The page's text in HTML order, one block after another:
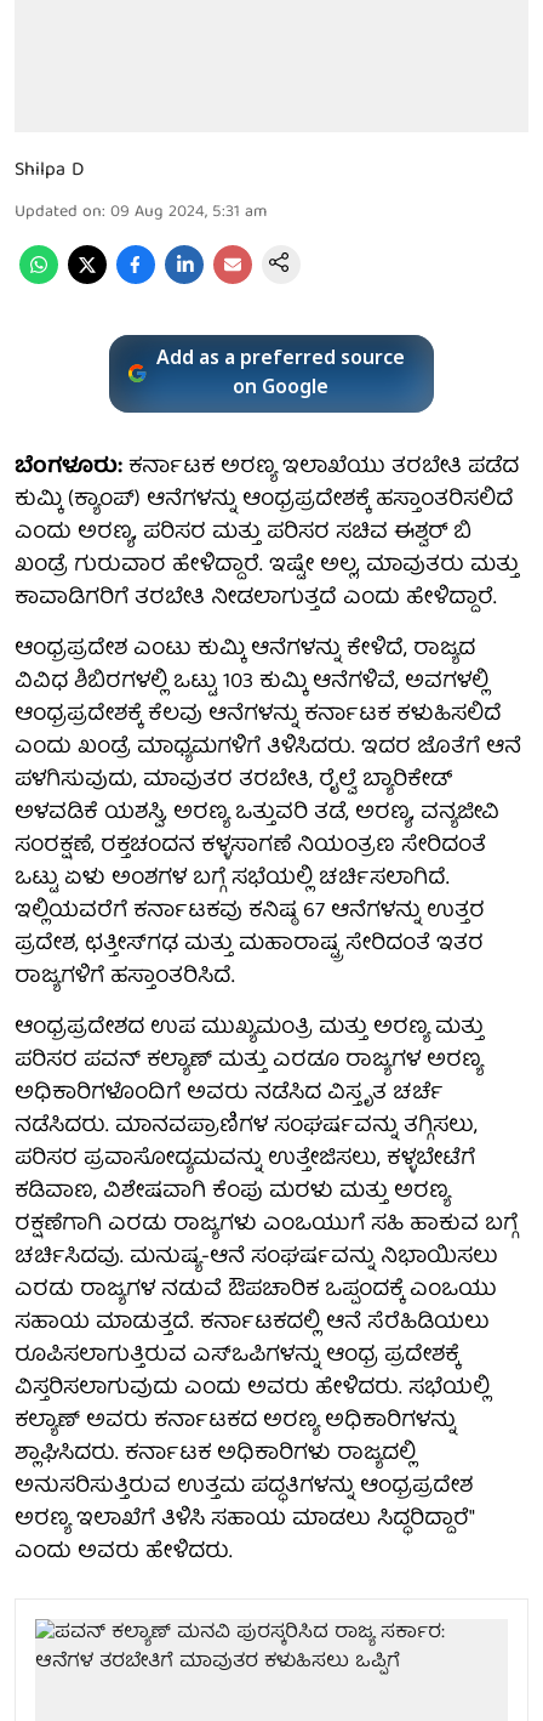
Shilpa D
Updated on: 09 Aug 2024, 5:31 am
Add as a preferred source
on Google
ಬೆಂಗಳೂರು:ಕರ್ನಾಟಕ ಅರಣ್ಯ ಇಲಾಖೆಯು ತರಬೇತಿ ಪಡೆದ
ಕುಮ್ಕಿ (ಕ್ಯಾಂಪ್) ಆನೆಗಳನ್ನು ಆಂಧ್ರಪ್ರದೇಶಕ್ಕೆ ಹಸ್ತಾಂತರಿಸಲಿದೆ
ಎಂದು ಅರಣ್ಯ, ಪರಿಸರ ಮತ್ತು ಪರಿಸರ ಸಚಿವ ಈಶ್ವರ್ ಬಿ
ಖಂಡ್ರೆ ಗುರುವಾರ ಹೇಳಿದ್ದಾರೆ. ಇಷ್ಟೇ ಅಲ್ಲ, ಮಾವುತರು ಮತ್ತು
ಕಾವಾಡಿಗರಿಗೆ ತರಬೇತಿ ನೀಡಲಾಗುತ್ತದೆ ಎಂದು ಹೇಳಿದ್ದಾರೆ.
ಆಂಧ್ರಪ್ರದೇಶ ಎಂಟು ಕುಮ್ಕಿ ಆನೆಗಳನ್ನು ಕೇಳಿದೆ, ರಾಜ್ಯದ
ವಿವಿಧ ಶಿಬಿರಗಳಲ್ಲಿ ಒಟ್ಟು 103 ಕುಮ್ಕಿ ಆನೆಗಳಿವೆ, ಅವಗಳಲ್ಲಿ
ಆಂಧ್ರಪ್ರದೇಶಕ್ಕೆ ಕೆಲವು ಆನೆಗಳನ್ನು ಕರ್ನಾಟಕ ಕಳುಹಿಸಲಿದೆ
ಎಂದು ಖಂಡ್ರೆ ಮಾಧ್ಯಮಗಳಿಗೆ ತಿಳಿಸಿದರು. ಇದರ ಜೊತೆಗೆ ಆನೆ
ಪಳಗಿಸುವುದು, ಮಾವುತರ ತರಬೇತಿ, ರೈಲ್ವೆ ಬ್ಯಾರಿಕೇಡ್‌
ಅಳವಡಿಕೆ ಯಶಸ್ವಿ, ಅರಣ್ಯ ಒತ್ತುವರಿ ತಡೆ, ಅರಣ್ಯ, ವನ್ಯಜೀವಿ
ಸಂರಕ್ಷಣೆ, ರಕ್ತಚಂದನ ಕಳ್ಳಸಾಗಣೆ ನಿಯಂತ್ರಣ ಸೇರಿದಂತೆ
ಒಟ್ಟು ಏಳು ಅಂಶಗಳ ಬಗ್ಗೆ ಸಭೆಯಲ್ಲಿ ಚರ್ಚಿಸಲಾಗಿದೆ.
ಇಲ್ಲಿಯವರೆಗೆ ಕರ್ನಾಟಕವು ಕನಿಷ್ಠ 67 ಆನೆಗಳನ್ನು ಉತ್ತರ
ಪ್ರದೇಶ, ಛತ್ತೀಸ್‌ಗಢ ಮತ್ತು ಮಹಾರಾಷ್ಟ್ರ ಸೇರಿದಂತೆ ಇತರ
ರಾಜ್ಯಗಳಿಗೆ ಹಸ್ತಾಂತರಿಸಿದೆ.
ಆಂಧ್ರಪ್ರದೇಶದ ಉಪ ಮುಖ್ಯಮಂತ್ರಿ ಮತ್ತು ಅರಣ್ಯ ಮತ್ತು
ಪರಿಸರ ಪವನ್ ಕಲ್ಯಾಣ್ ಮತ್ತು ಎರಡೂ ರಾಜ್ಯಗಳ ಅರಣ್ಯ
ಅಧಿಕಾರಿಗಳೊಂದಿಗೆ ಅವರು ನಡೆಸಿದ ವಿಸ್ತೃತ ಚರ್ಚೆ
ನಡೆಸಿದರು. ಮಾನವಪ್ರಾಣಿಗಳ ಸಂಘರ್ಷವನ್ನು ತಗ್ಗಿಸಲು,
ಪರಿಸರ ಪ್ರವಾಸೋದ್ಯಮವನ್ನು ಉತ್ತೇಜಿಸಲು, ಕಳ್ಳಬೇಟೆಗೆ
ಕಡಿವಾಣ, ವಿಶೇಷವಾಗಿ ಕೆಂಪು ಮರಳು ಮತ್ತು ಅರಣ್ಯ
ರಕ್ಷಣೆಗಾಗಿ ಎರಡು ರಾಜ್ಯಗಳು ಎಂಒಯುಗೆ ಸಹಿ ಹಾಕುವ ಬಗ್ಗೆ
ಚರ್ಚಿಸಿದವು. ಮನುಷ್ಯ-ಆನೆ ಸಂಘರ್ಷವನ್ನು ನಿಭಾಯಿಸಲು
ಎರಡು ರಾಜ್ಯಗಳ ನಡುವೆ ಔಪಚಾರಿಕ ಒಪ್ಪಂದಕ್ಕೆ ಎಂಒಯು
ಸಹಾಯ ಮಾಡುತ್ತದೆ. ಕರ್ನಾಟಕದಲ್ಲಿ ಆನೆ ಸೆರೆಹಿಡಿಯಲು
ರೂಪಿಸಲಾಗುತ್ತಿರುವ ಎಸ್‌ಒಪಿಗಳನ್ನು ಆಂಧ್ರ ಪ್ರದೇಶಕ್ಕೆ
ವಿಸ್ತರಿಸಲಾಗುವುದು ಎಂದು ಅವರು ಹೇಳಿದರು. ಸಭೆಯಲ್ಲಿ
ಕಲ್ಯಾಣ್ ಅವರು ಕರ್ನಾಟಕದ ಅರಣ್ಯ ಅಧಿಕಾರಿಗಳನ್ನು
ಶ್ಲಾಘಿಸಿದರು. ಕರ್ನಾಟಕ ಅಧಿಕಾರಿಗಳು ರಾಜ್ಯದಲ್ಲಿ
ಅನುಸರಿಸುತ್ತಿರುವ ಉತ್ತಮ ಪದ್ಧತಿಗಳನ್ನು ಆಂಧ್ರಪ್ರದೇಶ
ಅರಣ್ಯ ಇಲಾಖೆಗೆ ತಿಳಿಸಿ ಸಹಾಯ ಮಾಡಲು ಸಿದ್ಧರಿದ್ದಾರೆ"
ಎಂದು ಅವರು ಹೇಳಿದರು.